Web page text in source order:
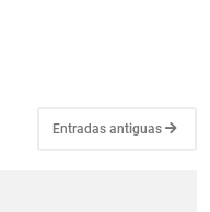
Entradas antiguas